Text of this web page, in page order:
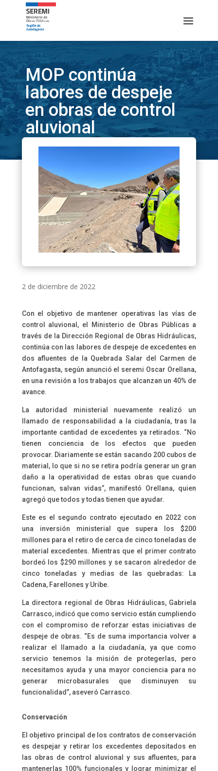
MOP continúa
labores de despeje
en obras de control
aluvional
2 de diciembre de 2022
Con el objetivo de mantener operativas las vías de
control aluvional, el Ministerio de Obras Públicas a
través de la Dirección Regional de Obras Hidráulicas,
continúa con las labores de despeje de excedentes en
dos afluentes de la Quebrada Salar del Carmen de
Antofagasta, según anunció el seremi Oscar Orellana,
en una revisión a los trabajos que alcanzan un 40% de
avance.
La autoridad ministerial nuevamente realizó un
llamado de responsabilidad a la ciudadanía, tras la
importante cantidad de excedentes ya retirados. “No
tienen conciencia de los efectos que pueden
provocar. Diariamente se están sacando 200 cubos de
material, lo que si no se retira podría generar un gran
daño a la operatividad de estas obras que cuando
funcionan, salvan vidas”, manifestó Orellana, quien
agregó que todos y todas tienen que ayudar.
Este es el segundo contrato ejecutado en 2022 con
una inversión ministerial que supera los $200
millones para el retiro de cerca de cinco toneladas de
material excedentes. Mientras que el primer contrato
bordeó los $290 millones y se sacaron alrededor de
cinco toneladas y medias de las quebradas: La
Cadena, Farellones y Uribe.
La directora regional de Obras Hidráulicas, Gabriela
Carrasco, indicó que como servicio están cumpliendo
con el compromiso de reforzar estas iniciativas de
despeje de obras. “Es de suma importancia volver a
realizar el llamado a la ciudadanía, ya que como
servicio tenemos la misión de protegerlas, pero
necesitamos ayuda y una mayor conciencia para no
generar microbasurales que disminuyen su
funcionalidad”, aseveró Carrasco.
Conservación
El objetivo principal de los contratos de conservación
es despejar y retirar los excedentes depositados en
las obras de control aluvional y sus afluentes, para
mantenerlas 100% funcionales y lograr minimizar el